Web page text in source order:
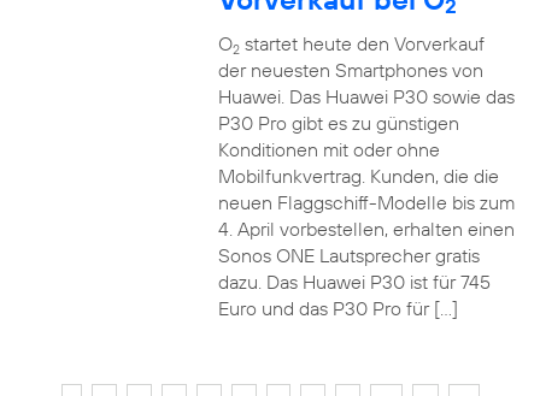
2
O2startet heute den Vorverkauf
der neuesten Smartphones von
Huawei. Das Huawei P30 sowie das
P30 Pro gibt es zu günstigen
Konditionen mit oder ohne
Mobilfunkvertrag. Kunden, die die
neuen Flaggschiff-Modelle bis zum
4. April vorbestellen, erhalten einen
Sonos ONE Lautsprecher gratis
dazu. Das Huawei P30 ist für 745
Euro und das P30 Pro für […]